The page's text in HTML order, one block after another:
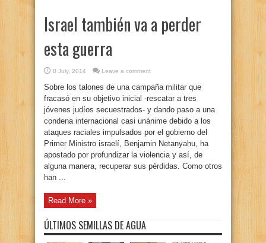
Israel también va a perder
esta guerra
8 July, 2014 Leave a comment
Sobre los talones de una campaña militar que
fracasó en su objetivo inicial -rescatar a tres
jóvenes judíos secuestrados- y dando paso a una
condena internacional casi unánime debido a los
ataques raciales impulsados por el gobierno del
Primer Ministro israelí, Benjamin Netanyahu, ha
apostado por profundizar la violencia y así, de
alguna manera, recuperar sus pérdidas. Como otros
han ...
Read More »
ÚLTIMOS SEMILLAS DE AGUA